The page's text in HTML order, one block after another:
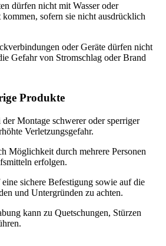
dürfen nicht mit Wasser oder
sofern sie nicht ausdrücklich
oder Geräte dürfen nicht
Gefahr von Stromschlag oder Brand
Produkte
Montage schwerer oder sperriger
Verletzungsgefahr.
Möglichkeit durch mehrere Personen
erfolgen.
sichere Befestigung sowie auf die
und Untergründen zu achten.
kann zu Quetschungen, Stürzen